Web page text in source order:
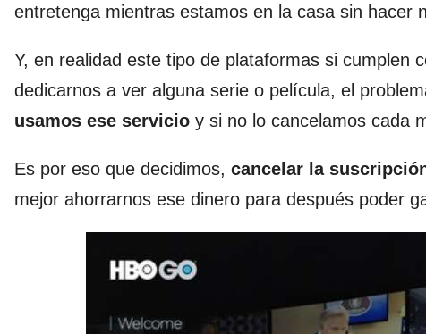
entretenga mientras estamos en la casa sin hacer
Y, en realidad este tipo de plataformas si cumplen
dedicarnos a ver alguna serie o película, el
usamos ese servicio y si no lo cancelamos cada
Es por eso que decidimos, cancelar la
mejor ahorrarnos ese dinero para después poder